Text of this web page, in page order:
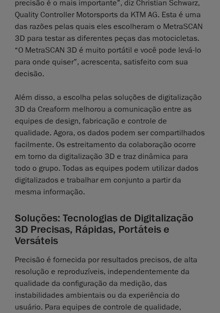
precisão é o mais importante”, diz Christian Schwarz,
Quality Controller Motorsports da KTM AG. Esta é uma
das razões pelas quais eles escolheram o MetraSCAN
3D para testar as diferentes peças das motocicletas.
“O MetraSCAN 3D é muito portátil e você pode levá-lo
para onde quiser”, acrescenta, satisfeito com sua
decisão.
Além disso, a escolha pelas soluções de digitalização
3D da Creaform melhorou a comunicação entre as
equipes de design, fabricação e controle de
qualidade. Agora, os dados podem ser compartilhados
facilmente. Os estreitamento da colaboração ocorre
em torno da digitalização 3D e traz dinâmica para
todo o grupo. Todas as equipes podem utilizar dados
digitalizados e trabalhar em conjunto a partir da
mesma informação.
Soluções: Tecnologias de Digitalização
3D Precisas, Rápidas, Portáteis e
Versáteis
Precisão é fornecida por resultados precisos, de alta
resolução e reproduzíveis, independentemente da
qualidade da configuração da medição, das
instabilidades ambientais ou da experiência do
usuário. Para equipes de controle de qualidade,